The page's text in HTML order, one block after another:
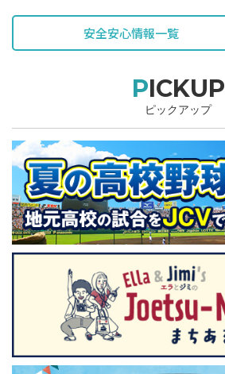
安全安心情報一覧
PICKUP
ピックアップ